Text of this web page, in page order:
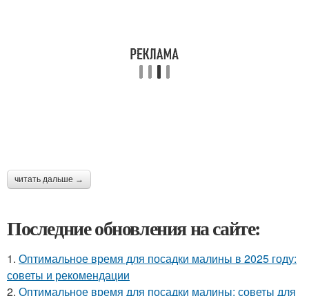
читать дальше →
Последние обновления на сайте:
1. Оптимальное время для посадки малины в 2025 году:
советы и рекомендации
2. Оптимальное время для посадки малины: советы для